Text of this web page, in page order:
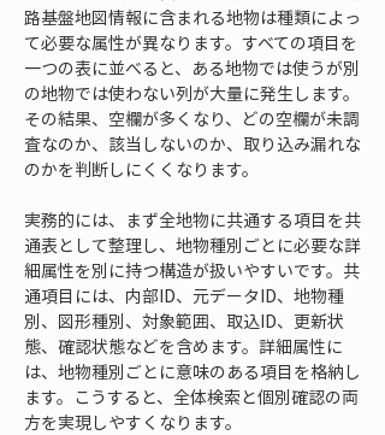
路基盤地図情報に含まれる地物は種類によっ
て必要な属性が異なります。すべての項目を
一つの表に並べると、ある地物では使うが別
の地物では使わない列が大量に発生します。
その結果、空欄が多くなり、どの空欄が未調
査なのか、該当しないのか、取り込み漏れな
のかを判断しにくくなります。
実務的には、まず全地物に共通する項目を共
通表として整理し、地物種別ごとに必要な詳
細属性を別に持つ構造が扱いやすいです。共
通項目には、内部ID、元データID、地物種
別、図形種別、対象範囲、取込ID、更新状
態、確認状態などを含めます。詳細属性に
は、地物種別ごとに意味のある項目を格納し
ます。こうすると、全体検索と個別確認の両
方を実現しやすくなります。